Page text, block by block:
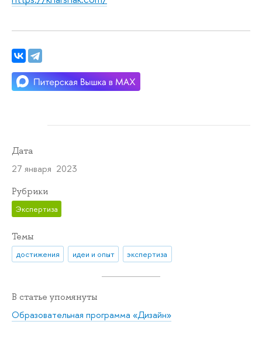
Дата
27 января 2023
Рубрики
Экспертиза
Темы
достижения идеи и опыт экспертиза
В статье упомянуты
Образовательная программа «Дизайн»